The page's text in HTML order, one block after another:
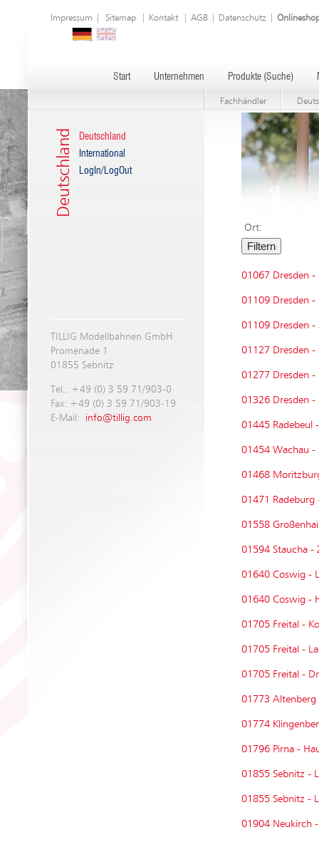
Impressum Sitemap Kontakt AGB Datenschutz
Start Unternehmen Produkte (Suche)
Fachhändler
Deutschland
Deutschland
International
LogIn/LogOut
TILLIG Modellbahnen GmbH
Promenade 1
01855 Sebnitz
Tel.: +49 (0) 3 59 71/903-0
Fax: +49 (0) 3 59 71/903-19
E-Mail: info@tillig.com
Ort:
01067 Dresden -
01109 Dresden -
01109 Dresden
01127 Dresden -
01277 Dresden -
01326 Dresden -
01445 Radebeul
01454 Wachau -
01468
01471 Radeburg
01558
01594 Staucha -
01640 Coswig -
01640 Coswig -
01705 Freital -
01705 Freital -
01705 Freital -
01773 Altenberg
01774
01796 Pirna -
01855 Sebnitz -
01855 Sebnitz -
01904 Neukirch